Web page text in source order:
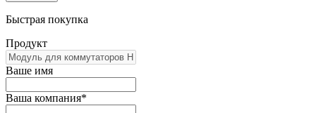
Быстрая покупка
Продукт
Ваше имя
Ваша компания*